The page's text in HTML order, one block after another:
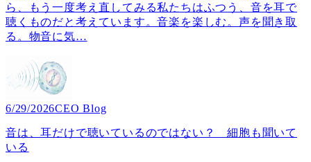
ら、もう一度考え直してみる私たちはふつう、音を耳で
聴くものだと考えています。音楽を楽しむ。声を聞き取
る。物音に気…
6/29/2026CEO Blog
音は、耳だけで聴いているのではない？ 細胞も聞いて
いる